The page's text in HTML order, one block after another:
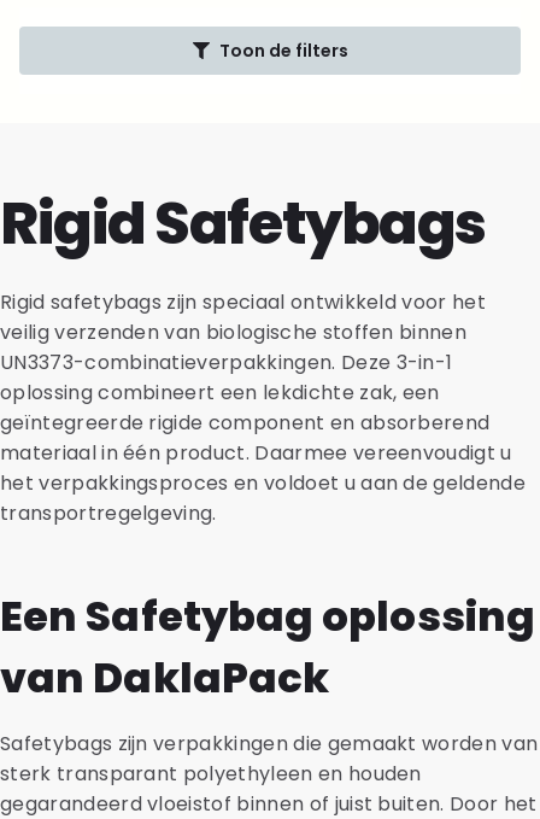
Toon de filters
Rigid Safetybags
Rigid safetybags zijn speciaal ontwikkeld voor het
veilig verzenden van biologische stoffen binnen
UN3373-combinatieverpakkingen. Deze 3-in-1
oplossing combineert een lekdichte zak, een
geïntegreerde rigide component en absorberend
materiaal in één product. Daarmee vereenvoudigt u
het verpakkingsproces en voldoet u aan de geldende
transportregelgeving.
Een Safetybag oplossing
van DaklaPack
Safetybags zijn verpakkingen die gemaakt worden van
sterk transparant polyethyleen en houden
gegarandeerd vloeistof binnen of juist buiten. Door het